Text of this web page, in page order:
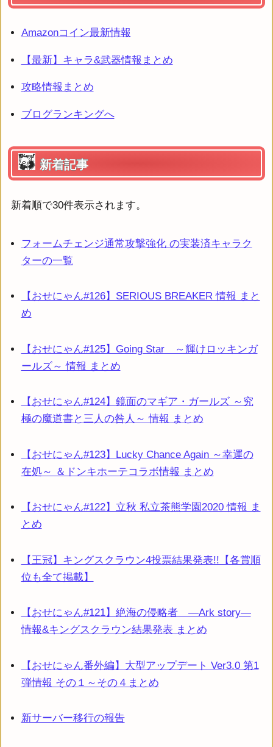
Amazonコイン最新情報
【最新】キャラ&武器情報まとめ
攻略情報まとめ
ブログランキングへ
新着記事
新着順で30件表示されます。
フォームチェンジ通常攻撃強化 の実装済キャラク
ターの一覧
【おせにゃん#126】SERIOUS BREAKER 情報 まと
め
【おせにゃん#125】Going Star ～輝けロッキンガ
ールズ～ 情報 まとめ
【おせにゃん#124】鏡面のマギア・ガールズ ～究
極の魔道書と三人の咎人～ 情報 まとめ
【おせにゃん#123】Lucky Chance Again ～幸運の
在処～ ＆ドンキホーテコラボ情報 まとめ
【おせにゃん#122】立秋 私立茶熊学園2020 情報 ま
とめ
【王冠】キングスクラウン4投票結果発表!!【各賞順
位も全て掲載】
【おせにゃん#121】絶海の侵略者 ―Ark story―
情報&キングスクラウン結果発表 まとめ
【おせにゃん番外編】大型アップデート Ver3.0 第1
弾情報 その１～その４まとめ
新サーバー移行の報告